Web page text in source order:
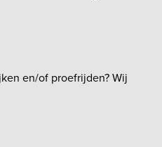
en/of proefrijden? Wij